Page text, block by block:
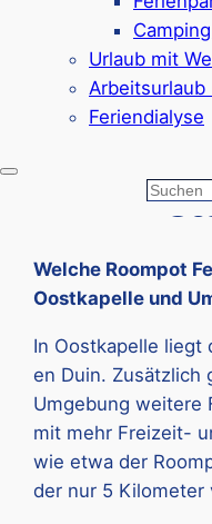
Urlaub mit
Arbeitsurlaub
Feriendialyse
Suchen
Q&A –
Welche Roompot
Oostkapelle und
In Oostkapelle liegt
en Duin. Zusätzlich
Umgebung weitere
mit mehr Freizeit-
wie etwa der
der nur 5